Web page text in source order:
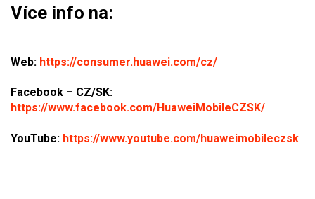
Více info na:
Web: https://consumer.huawei.com/cz/
Facebook – CZ/SK:
https://www.facebook.com/HuaweiMobileCZSK/
YouTube: https://www.youtube.com/huaweimobileczsk